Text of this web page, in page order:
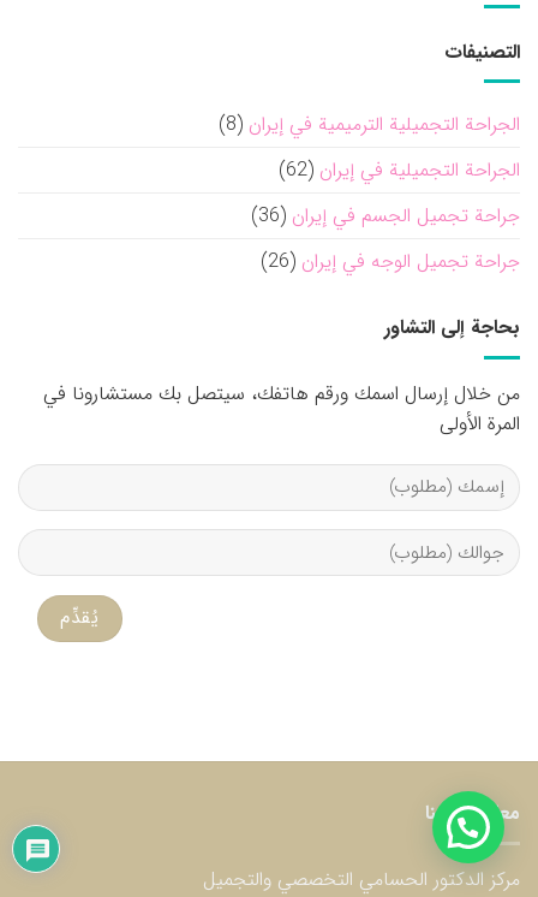
التصنيفات
الجراحة التجميلية الترميمية في إيران (8)
الجراحة التجميلية في إيران (62)
جراحة تجميل الجسم في إيران (36)
جراحة تجميل الوجه في إيران (26)
بحاجة إلى التشاور
من خلال إرسال اسمك ورقم هاتفك، سيتصل بك مستشارونا في
المرة الأولى
معلومات عنا
مركز الدكتور الحسامي التخصصي والتجميل